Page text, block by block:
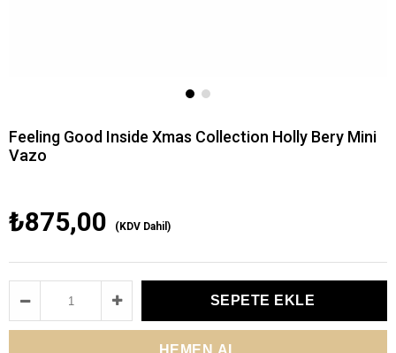
Feeling Good Inside Xmas Collection Holly Bery Mini
Vazo
₺875,00 (KDV Dahil)